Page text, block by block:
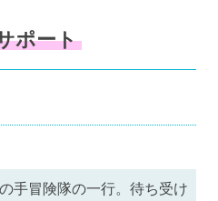
ポート
手冒険隊の一行。待ち受け